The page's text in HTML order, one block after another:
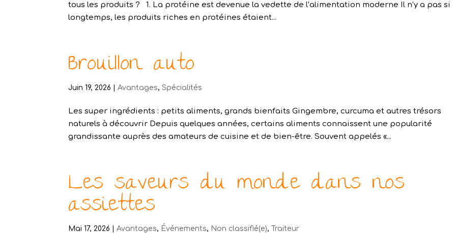
tous les produits ? 1. La protéine est devenue la vedette de l’alimentation moderne Il n’y a pas si
longtemps, les produits riches en protéines étaient...
Brouillon auto
Juin 19, 2026 |Avantages,Spécialités
Les super ingrédients : petits aliments, grands bienfaits Gingembre, curcuma et autres trésors
naturels à découvrir Depuis quelques années, certains aliments connaissent une popularité
grandissante auprès des amateurs de cuisine et de bien-être. Souvent appelés «...
Les saveurs du monde dans nos
assiettes
Mai 17, 2026 |Avantages, Événements, Non classifié(e), Traiteur